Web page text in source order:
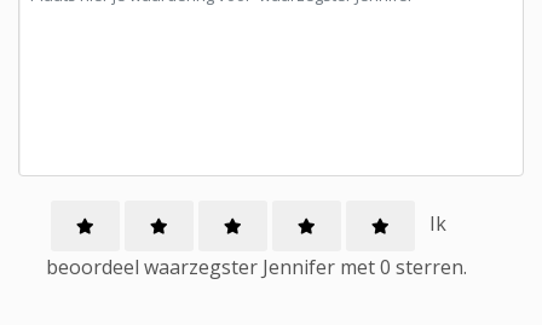
Ik
beoordeel waarzegster Jennifer met0 sterren.